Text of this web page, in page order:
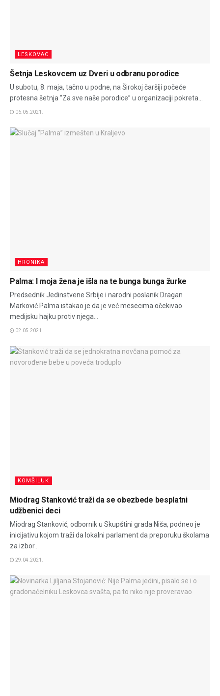
LESKOVAC
Šetnja Leskovcem uz Dveri u odbranu porodice
U subotu, 8. maja, tačno u podne, na Širokoj čaršiji počeće
protesna šetnja “Za sve naše porodice” u organizaciji pokreta...
06.05.2021.
HRONIKA
Palma: I moja žena je išla na te bunga bunga žurke
Predsednik Jedinstvene Srbije i narodni poslanik Dragan
Marković Palma istakao je da je već mesecima očekivao
medijsku hajku protiv njega...
02.05.2021.
KOMŠILUK
Miodrag Stanković traži da se obezbede besplatni
udžbenici deci
Miodrag Stanković, odbornik u Skupštini grada Niša, podneo je
inicijativu kojom traži da lokalni parlament da preporuku školama
za izbor...
29.04.2021.